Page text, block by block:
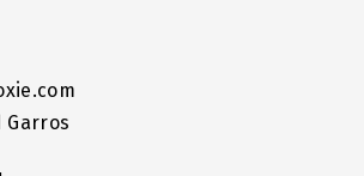
Garros